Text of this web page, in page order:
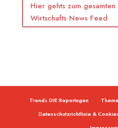
Hier gehts zum gesamten
Wirtschafts News Feed
Trends DIE Reportagen
Datenschutzrichtlinie &